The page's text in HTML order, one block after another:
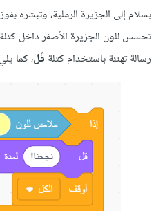
الجزيرة الرملية، وتبشره بفوزه، إذ
الجزيرة الأصفر داخل كتلةكرّر
باستخدام كتلةقُل، كما يلي: